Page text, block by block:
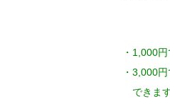
・1,000
・3,000
できます